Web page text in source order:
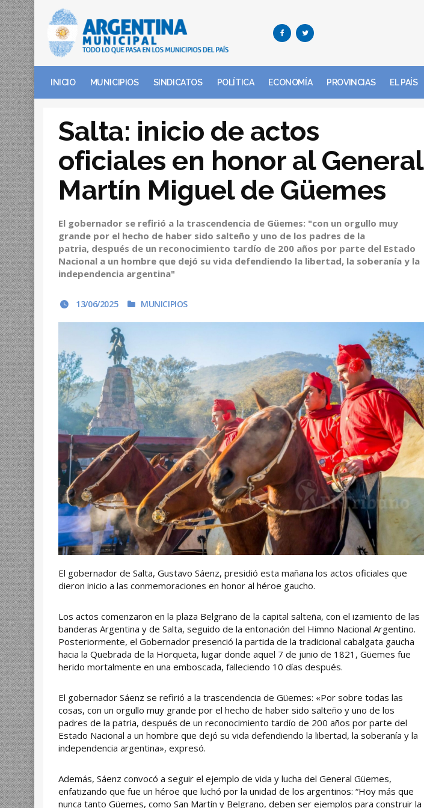
INICIO MUNICIPIOS SINDICATOS POLÍTICA ECONOMÍA PROVINCIAS EL PAÍS
Salta: inicio de actos
oficiales en honor al General
Martín Miguel de Güemes
El gobernador se refirió a la trascendencia de Güemes: "con un orgullo muy
grande por el hecho de haber sido salteño y uno de los padres de la
patria, después de un reconocimiento tardío de 200 años por parte del Estado
Nacional a un hombre que dejó su vida defendiendo la libertad, la soberanía y la
independencia argentina"
13/06/2025 MUNICIPIOS
El gobernador de Salta, Gustavo Sáenz, presidió esta mañana los actos oficiales que
dieron inicio a las conmemoraciones en honor al héroe gaucho.
Los actos comenzaron en la plaza Belgrano de la capital salteña, con el izamiento de las
banderas Argentina y de Salta, seguido de la entonación del Himno Nacional Argentino.
Posteriormente, el Gobernador presenció la partida de la tradicional cabalgata gaucha
hacia la Quebrada de la Horqueta, lugar donde aquel 7 de junio de 1821, Güemes fue
herido mortalmente en una emboscada, falleciendo 10 días después.
El gobernador Sáenz se refirió a la trascendencia de Güemes: «Por sobre todas las
cosas, con un orgullo muy grande por el hecho de haber sido salteño y uno de los
padres de la patria, después de un reconocimiento tardío de 200 años por parte del
Estado Nacional a un hombre que dejó su vida defendiendo la libertad, la soberanía y la
independencia argentina», expresó.
Además, Sáenz convocó a seguir el ejemplo de vida y lucha del General Güemes,
enfatizando que fue un héroe que luchó por la unidad de los argentinos: “Hoy más que
nunca tanto Güemes, como San Martín y Belgrano, deben ser ejemplos para construir la